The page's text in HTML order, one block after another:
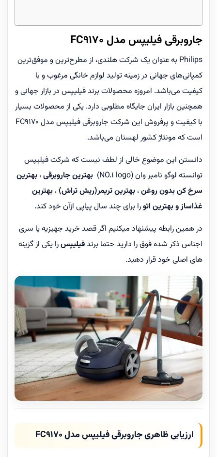
جاروبرقی فیلیپس مدل FC9170
Philips به عنوان یک شرکت هلندی، از مطرح‌ترین و موفق‌ترین
کمپانی‌های جهانی در زمینه تولید لوازم خانگی مرغوب و با
کیفیت می‌باشد. امروزه محصولات برند فیلیپس در بازار جهانی و
همچنین بازار ایران جایگاه مطلوبی دارد. یکی از محصولات بسیار
با کیفیت و پرفروش این شرکت جاروبرقی فیلیپس مدل FC9170
است که مونتاژ کشور لهستان می‌باشد.
دانستن این موضوع خالی از لطف نیست که شرکت فیلیپس
توانسته لوگو نامبر وان (NO.1 logo)
بهترین جاروبرقی، بهترین
سرخ کن بدون روغن، بهترین تریمر(ریش تراش) ، بهترین
غذاساز و بهترین اتورا برای چند سال پیاپی ازآن خود کند.
در همین رابطه پیشنهاد میکنیم اگر قصد خرید جهیزیه یا سری
اجناس ذکر شده فوق را دارید حتما برندفیلیپسرا یکی از گزینه
های اصلی خود قرار دهید.
ارزیابی ظاهری جاروبرقی فیلیپس مدل FC9170